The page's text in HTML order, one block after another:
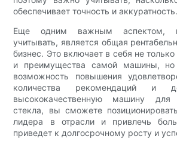
обеспечивает точность и аккуратность.
Еще одним важным аспектом,
учитывать, является общая
бизнес. Это включает в себя не
и преимущества самой машины, но
возможность повышения
количества рекомендаций и
высококачественную машину
стекла, вы сможете
лидера в отрасли и привлечь
приведет к долгосрочному росту и